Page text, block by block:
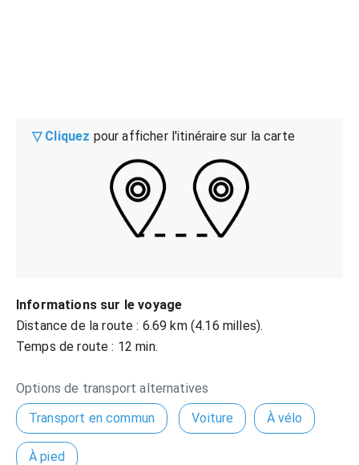
▽ Cliquez pour afficher l'itinéraire sur la carte
Informations sur le voyage
Distance de la route : 6.69 km (4.16 milles).
Temps de route : 12 min.
Options de transport alternatives
Transport en commun
Voiture À vélo
À pied